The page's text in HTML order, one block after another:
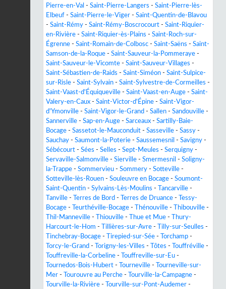
Pierre-en-Val - Saint-Pierre-Langers - Saint-Pierre-lès-
Elbeuf - Saint-Pierre-le-Viger - Saint-Quentin-de-Blavou
- Saint-Rémy - Saint-Rémy-Boscrocourt - Saint-Riquier-
en-Rivière - Saint-Riquier-ès-Plains - Saint-Roch-sur-
Égrenne - Saint-Romain-de-Colbosc - Saint-Saëns - Saint-
Samson-de-la-Roque - Saint-Sauveur-la-Pommeraye -
Saint-Sauveur-le-Vicomte - Saint-Sauveur-Villages -
Saint-Sébastien-de-Raids - Saint-Siméon - Saint-Sulpice-
sur-Risle - Saint-Sylvain - Saint-Sylvestre-de-Cormeilles -
Saint-Vaast-d'Équiqueville - Saint-Vaast-en-Auge - Saint-
Valery-en-Caux - Saint-Victor-d'Épine - Saint-Vigor-
d'Ymonville - Saint-Vigor-le-Grand - Sallen - Sandouville -
Sannerville - Sap-en-Auge - Sarceaux - Sartilly-Baie-
Bocage - Sassetot-le-Mauconduit - Sasseville - Sassy -
Sauchay - Saumont-la-Poterie - Saussemesnil - Savigny -
Sébécourt - Sées - Selles - Sept-Meules - Serquigny -
Servaville-Salmonville - Sierville - Smermesnil - Soligny-
la-Trappe - Sommervieu - Sommery - Sotteville -
Sotteville-lès-Rouen - Souleuvre en Bocage - Soumont-
Saint-Quentin - Sylvains-Lès-Moulins - Tancarville -
Tanville - Terres de Bord - Terres de Druance -
Tessy-
Bocage - Teurthéville-Bocage - Thénouville - Thibouville -
Thil-Manneville - Thiouville - Thue et Mue -
Thury-
Harcourt-le-Hom - Tillières-sur-Avre - Tilly-sur-Seulles -
Tinchebray-Bocage - Tirepied-sur-Sée - Torchamp -
Torcy-le-Grand - Torigny-les-Villes - Tôtes - Touffréville -
Touffreville-la-Corbeline - Touffreville-sur-Eu -
Tournedos-Bois-Hubert - Tourneville -
Tourneville-sur-
Mer - Tourouvre au Perche - Tourville-la-Campagne -
Tourville-la-Rivière - Tourville-sur-Pont-Audemer -